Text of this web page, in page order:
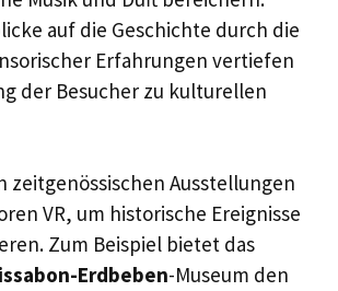
auf die Geschichte durch die
Erfahrungen vertiefen
der Besucher zu kulturellen
zeitgenössischen Ausstellungen
VR, um historische Ereignisse
Zum Beispiel bietet das
Erdbeben-Museum den